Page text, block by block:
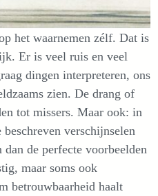
het waarnemen zélf. Dat is
Er is veel ruis en veel
dingen interpreteren, ons
zien. De drang of
tot missers. Maar ook: in
verschijnselen
de perfecte voorbeelden
maar soms ook
betrouwbaarheid haalt